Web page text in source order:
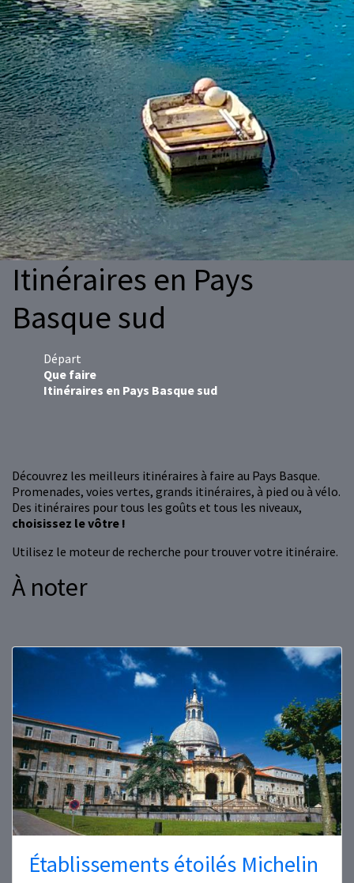
Itinéraires en Pays
Basque sud
Départ
Que faire
Itinéraires en Pays Basque sud
Découvrez les meilleurs itinéraires à faire au Pays Basque.
Promenades, voies vertes, grands itinéraires, à pied ou à vélo.
Des itinéraires pour tous les goûts et tous les niveaux,
choisissez le vôtre !
Utilisez le moteur de recherche pour trouver votre itinéraire.
À noter
Établissements étoilés Michelin